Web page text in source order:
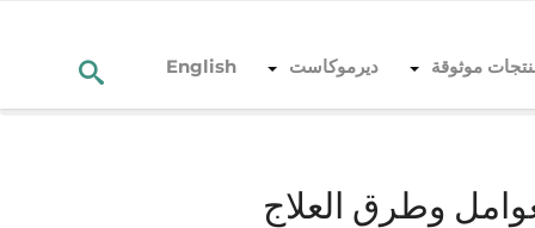
موثوقة ديرموكاست English
وطرق العلاج